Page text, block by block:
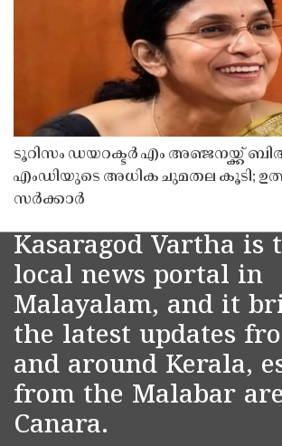
ടൂറിസം ഡയറക്ടർ എം അഞ്ജനയ്ക്ക്
എംഡിയുടെ അധിക ചുമതല കൂടി;
സർക്കാർ
Kasaragod Vartha is
local news portal in
Malayalam, and it
the latest updates
and around Kerala,
from the Malabar
Canara.